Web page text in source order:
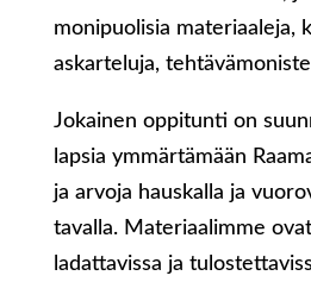
monipuolisia materiaaleja,
askarteluja,
Jokainen oppitunti on
lapsia ymmärtämään
ja arvoja hauskalla ja
tavalla. Materiaalimme
ladattavissa ja